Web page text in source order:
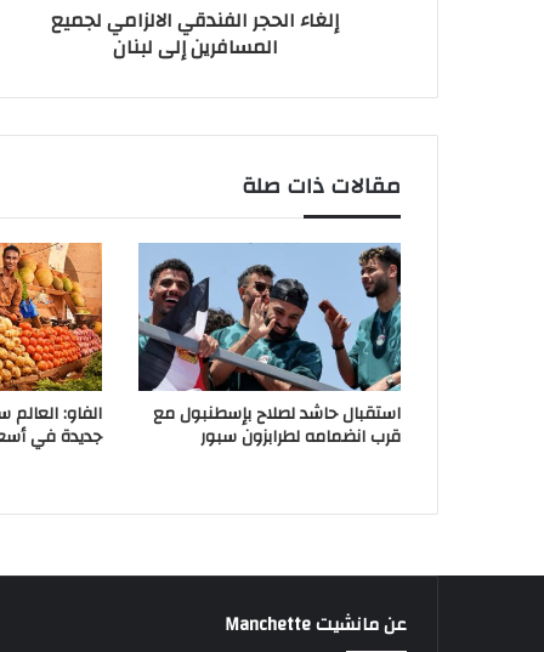
إلغاء الحجر الفندقي الالزامي لجميع
المسافرين إلى لبنان
مقالات ذات صلة
استقبال حاشد لصلاح بإسطنبول مع
قرب انضمامه لطرابزون سبور
الفاو:
جديدة في
عن مانشيت Manchette